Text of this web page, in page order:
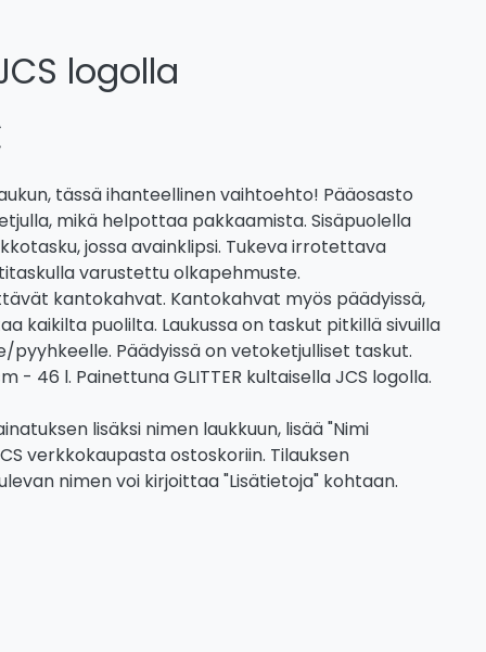
logolla
tässä ihanteellinen vaihtoehto! Pääosasto
mikä helpottaa pakkaamista. Sisäpuolella
jossa avainklipsi. Tukeva irrotettava
varustettu olkapehmuste.
kantokahvat. Kantokahvat myös päädyissä,
kaikilta puolilta. Laukussa on taskut pitkillä sivuilla
pyyhkeelle. Päädyissä on vetoketjulliset taskut.
- 46 l. Painettuna GLITTER kultaisella JCS logolla.
lisäksi nimen laukkuun, lisää "Nimi
verkkokaupasta ostoskoriin. Tilauksen
nimen voi kirjoittaa "Lisätietoja" kohtaan.